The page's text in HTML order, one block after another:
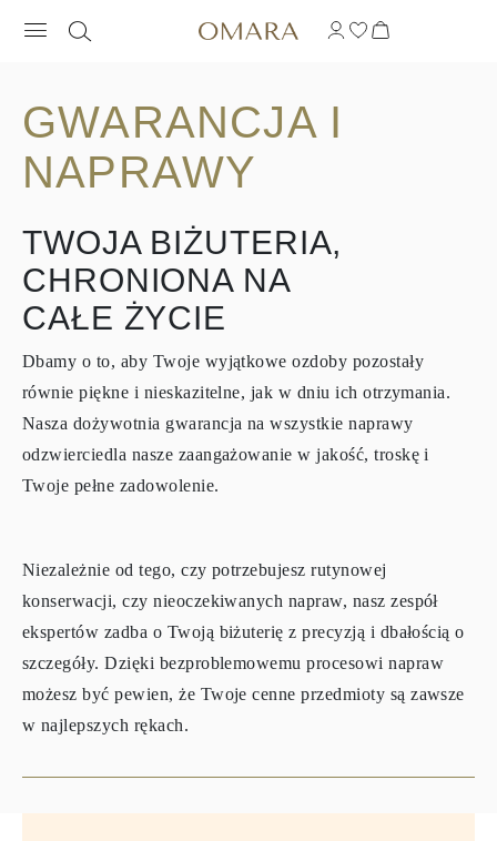
GWARANCJA I
NAPRAWY
TWOJA BIŻUTERIA,
CHRONIONA NA
CAŁE ŻYCIE
Dbamy o to, aby Twoje wyjątkowe ozdoby pozostały
równie piękne i nieskazitelne, jak w dniu ich otrzymania.
Nasza dożywotnia gwarancja na wszystkie naprawy
odzwierciedla nasze zaangażowanie w jakość, troskę i
Twoje pełne zadowolenie.
Niezależnie od tego, czy potrzebujesz rutynowej
konserwacji, czy nieoczekiwanych napraw, nasz zespół
ekspertów zadba o Twoją biżuterię z precyzją i dbałością o
szczegóły. Dzięki bezproblemowemu procesowi napraw
możesz być pewien, że Twoje cenne przedmioty są zawsze
w najlepszych rękach.